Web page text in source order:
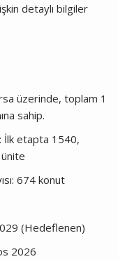
detaylı bilgiler
üzerinde, toplam 1
sahip.
İlk etapta 1540,
674 konut
(Hedeflenen)
2026